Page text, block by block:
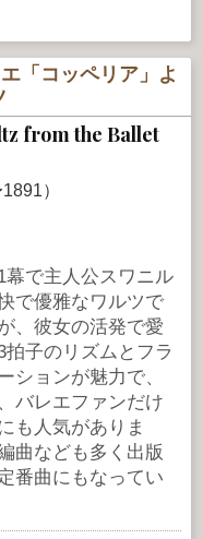
「コッペリア」よ
from the Ballet
）
幕で主人公スワニル
で優雅なワルツで
、彼女の活発で愛
子のリズムとフラ
ションが魅力で、
バレエファンだけ
も人気がありま
曲なども多く出版
番曲にもなってい